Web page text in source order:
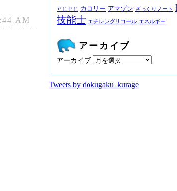
AM
ぐじぐじ カロリー アマゾン ざっくりノート
技能士 エチレングリコール エネルギー
アーカイブ
アーカイブ
Tweets by dokugaku_kurage